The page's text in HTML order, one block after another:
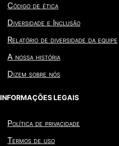
Código de ética
Diversidade e Inclusão
Relatório de diversidade da equipe
A nossa história
Dizem sobre nós
INFORMAÇÕES LEGAIS
Política de privacidade
Termos de uso